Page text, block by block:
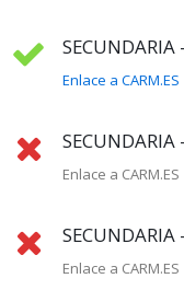
Enlace a CARM.ES
Enlace a CARM.ES
Enlace a CARM.ES